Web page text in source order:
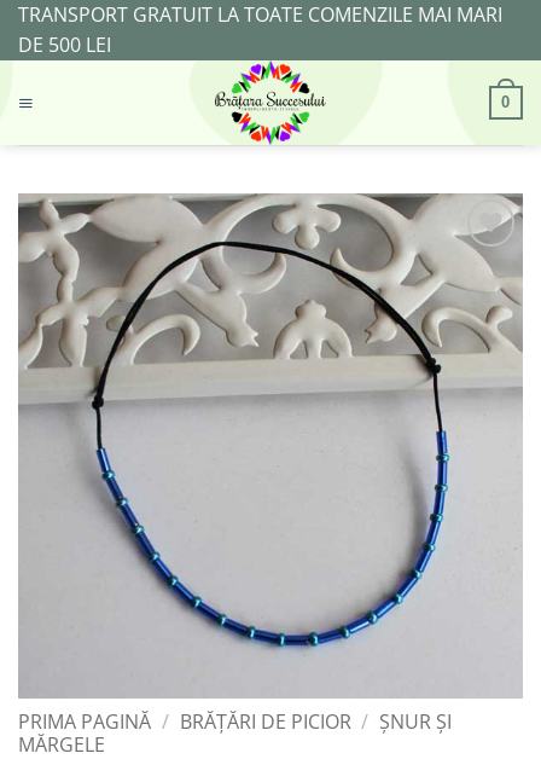
SkipTRANSPORT GRATUIT LA TOATE COMENZILE MAI MARI
DE 500 LEI
0
Adaugă
la
Favorite
PRIMA PAGINĂ / BRĂȚĂRI DE PICIOR / ȘNUR ȘI
MĂRGELE